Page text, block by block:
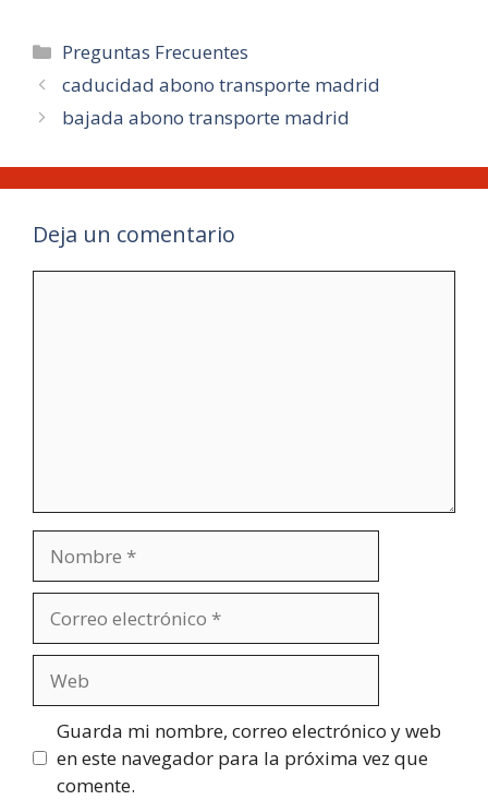
Categorías
Preguntas Frecuentes
caducidad abono transporte madrid
bajada abono transporte madrid
Deja un comentario
electrónico
Guarda mi nombre, correo electrónico y web
en este navegador para la próxima vez que
comente.